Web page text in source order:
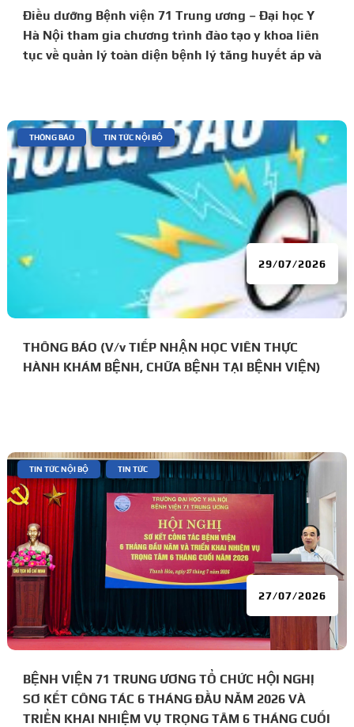
Điều dưỡng Bệnh viện 71 Trung ương – Đại học Y
Hà Nội tham gia chương trình đào tạo y khoa liên
tục về quản lý toàn diện bệnh lý tăng huyết áp và
THÔNG BÁO (V/v TIẾP NHẬN HỌC VIÊN THỰC
HÀNH KHÁM BỆNH, CHỮA BỆNH TẠI BỆNH VIỆN)
29/07/2026
THÔNG BÁO TIN TỨC NỘI BỘ
BỆNH VIỆN 71 TRUNG ƯƠNG TỔ CHỨC HỘI NGHỊ
SƠ KẾT CÔNG TÁC 6 THÁNG ĐẦU NĂM 2026 VÀ
TRIỂN KHAI NHIỆM VỤ TRỌNG TÂM 6 THÁNG CUỐI
27/07/2026
TIN TỨC NỘI BỘ TIN TỨC